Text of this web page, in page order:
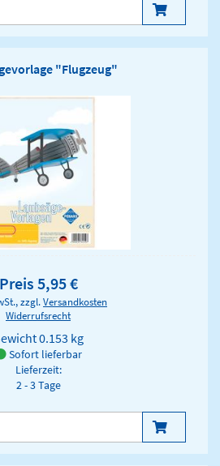
"Flugzeug"
Preis 5,95 €
zzgl.Versandkosten
Widerrufsrecht
0.153 kg
Sofort lieferbar
Lieferzeit:
2 - 3 Tage